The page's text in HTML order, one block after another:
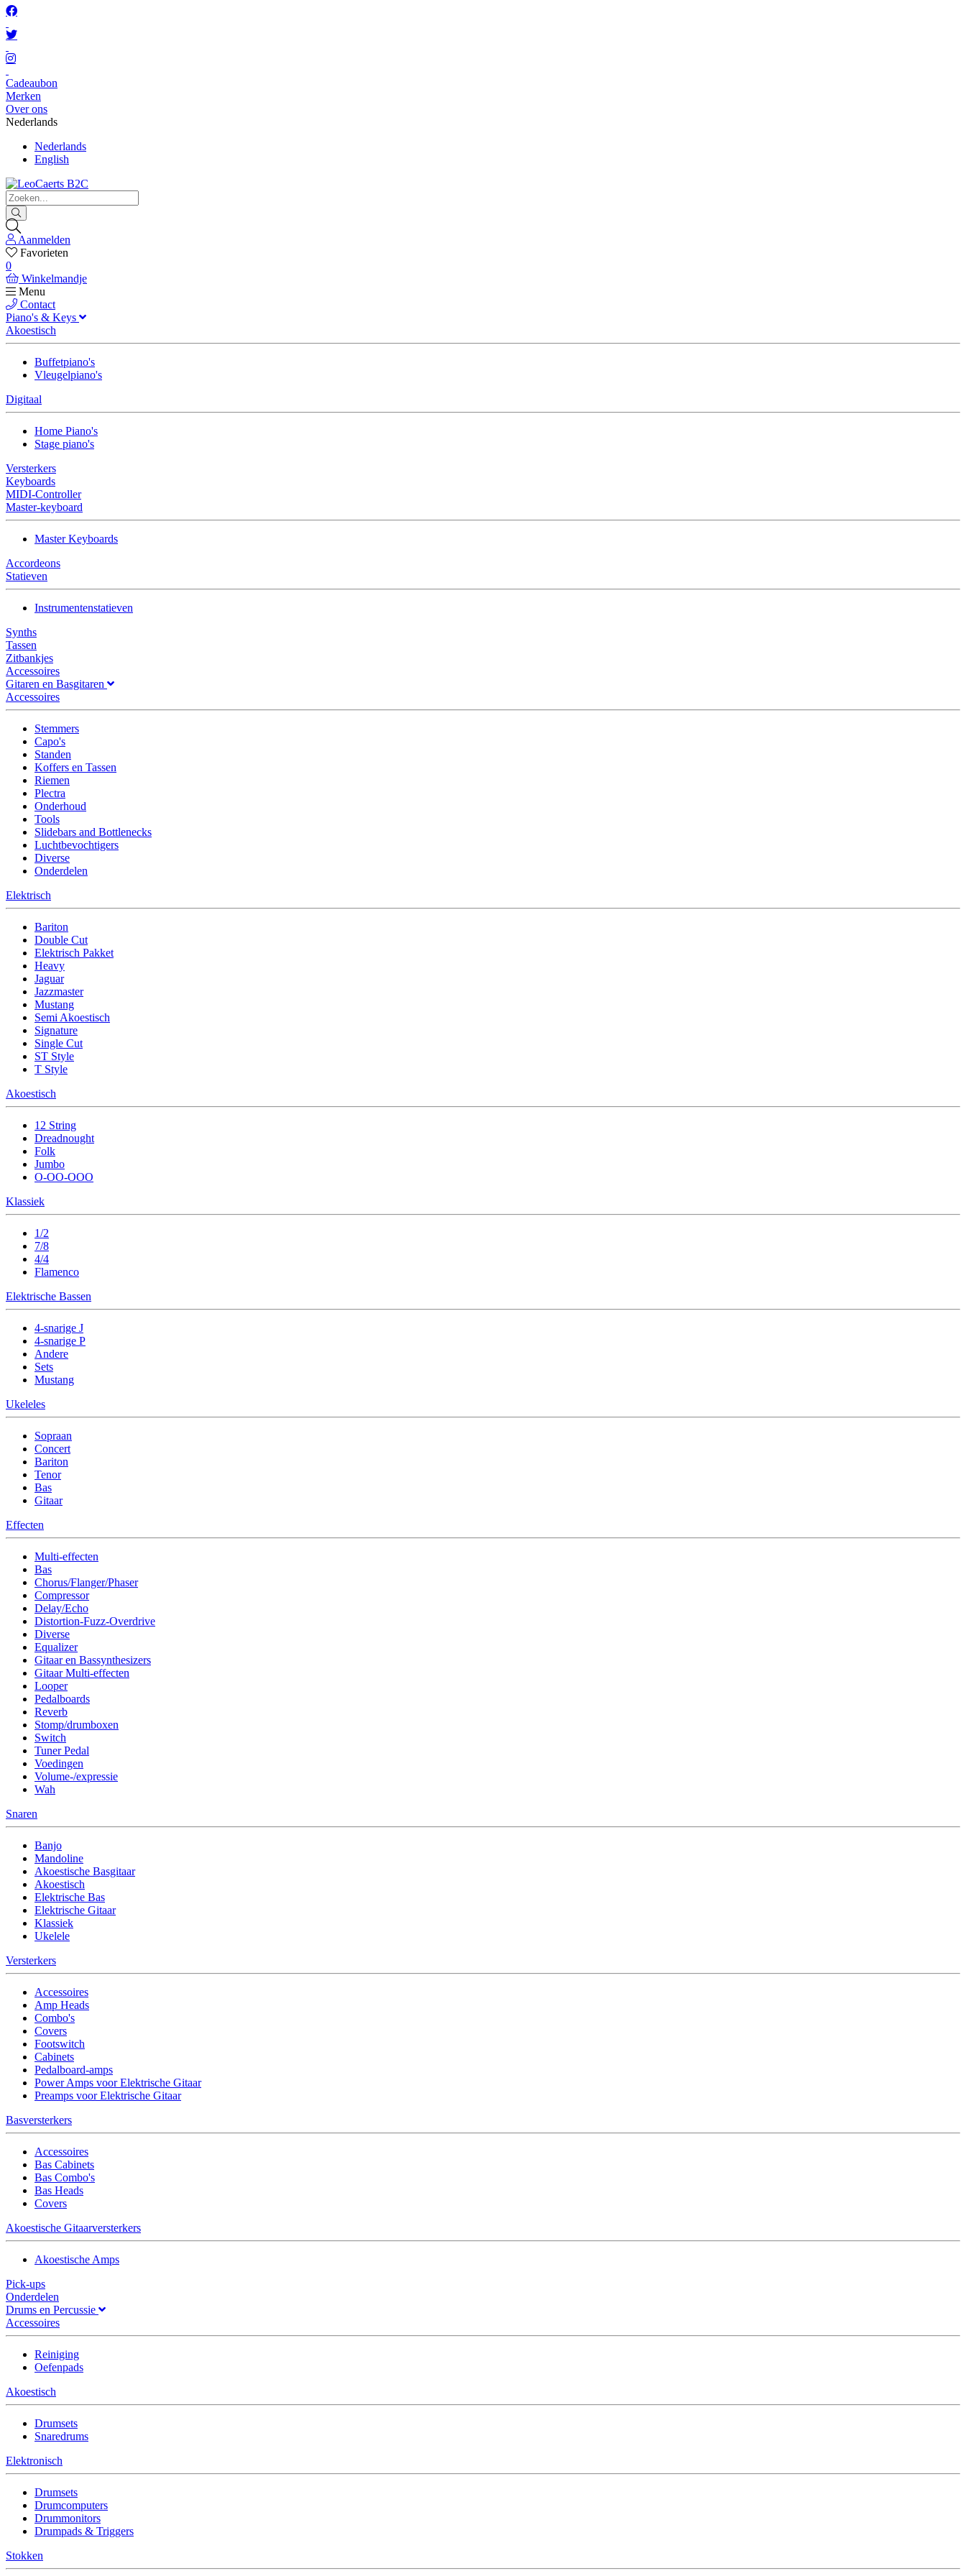
Cadeaubon
Merken
Over ons
Nederlands
Nederlands
English
Aanmelden
Favorieten
0
Winkelmandje
Menu
Contact
Piano's & Keys
Akoestisch
Buffetpiano's
Vleugelpiano's
Digitaal
Home Piano's
Stage piano's
Versterkers
Keyboards
MIDI-Controller
Master-keyboard
Master Keyboards
Accordeons
Statieven
Instrumentenstatieven
Synths
Tassen
Zitbankjes
Accessoires
Gitaren en Basgitaren
Accessoires
Stemmers
Capo's
Standen
Koffers en Tassen
Riemen
Plectra
Onderhoud
Tools
Slidebars and Bottlenecks
Luchtbevochtigers
Diverse
Onderdelen
Elektrisch
Bariton
Double Cut
Elektrisch Pakket
Heavy
Jaguar
Jazzmaster
Mustang
Semi Akoestisch
Signature
Single Cut
ST Style
T Style
Akoestisch
12 String
Dreadnought
Folk
Jumbo
O-OO-OOO
Klassiek
1/2
7/8
4/4
Flamenco
Elektrische Bassen
4-snarige J
4-snarige P
Andere
Sets
Mustang
Ukeleles
Sopraan
Concert
Bariton
Tenor
Bas
Gitaar
Effecten
Multi-effecten
Bas
Chorus/Flanger/Phaser
Compressor
Delay/Echo
Distortion-Fuzz-Overdrive
Diverse
Equalizer
Gitaar en Bassynthesizers
Gitaar Multi-effecten
Looper
Pedalboards
Reverb
Stomp/drumboxen
Switch
Tuner Pedal
Voedingen
Volume-/expressie
Wah
Snaren
Banjo
Mandoline
Akoestische Basgitaar
Akoestisch
Elektrische Bas
Elektrische Gitaar
Klassiek
Ukelele
Versterkers
Accessoires
Amp Heads
Combo's
Covers
Footswitch
Cabinets
Pedalboard-amps
Power Amps voor Elektrische Gitaar
Preamps voor Elektrische Gitaar
Basversterkers
Accessoires
Bas Cabinets
Bas Combo's
Bas Heads
Covers
Akoestische Gitaarversterkers
Akoestische Amps
Pick-ups
Onderdelen
Drums en Percussie
Accessoires
Reiniging
Oefenpads
Akoestisch
Drumsets
Snaredrums
Elektronisch
Drumsets
Drumcomputers
Drummonitors
Drumpads & Triggers
Stokken